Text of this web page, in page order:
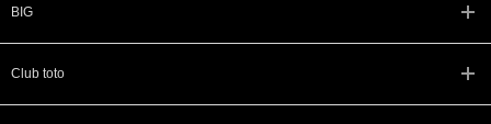
BIG
Club toto